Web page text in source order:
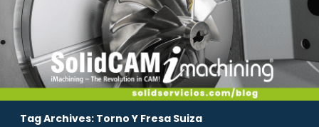
Tag Archives: Torno Y Fresa Suiza